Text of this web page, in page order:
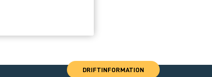
DRIFTINFORMATION